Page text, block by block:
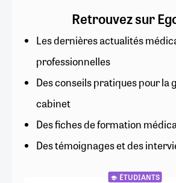
Retrouvez sur
Les dernières actualités
professionnelles
Des conseils pratiques pour la
cabinet
Des fiches de formation
Des témoignages et des
ÉTUDIANTS